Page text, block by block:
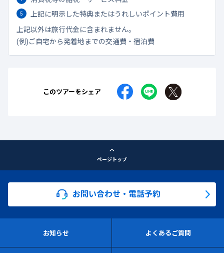
上記に明示した特典またはうれしいポイント費用
上記以外は旅行代金に含まれません。
(例)ご自宅から発着地までの交通費・宿泊費
このツアーをシェア
ページトップ
お問い合わせ・電話予約
お知らせ よくあるご質問